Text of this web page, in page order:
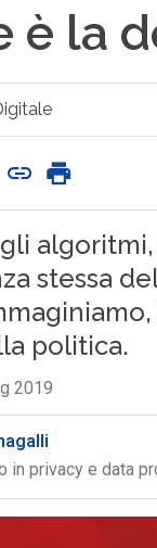
è la
stessa
politica.
2019
in privacy e data